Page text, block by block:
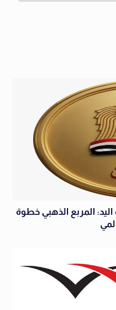
المربع الذهبي خطوة